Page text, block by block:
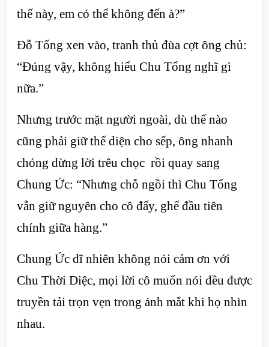
thế này, em có thể không đến à?”
Đỗ Tổng xen vào, tranh thủ đùa cợt ông chủ:
“Đúng vậy, không hiểu Chu Tổng nghĩ gì
nữa.”
Nhưng trước mặt người ngoài, dù thế nào
cũng phải giữ thể diện cho sếp, ông nhanh
chóng dừng lời trêu chọc rồi quay sang
Chung Ức: “Nhưng chỗ ngồi thì Chu Tổng
vẫn giữ nguyên cho cô đấy, ghế đầu tiên
chính giữa hàng.”
Chung Ức dĩ nhiên không nói cảm ơn với
Chu Thời Diệc, mọi lời cô muốn nói đều được
truyền tải trọn vẹn trong ánh mắt khi họ nhìn
nhau.